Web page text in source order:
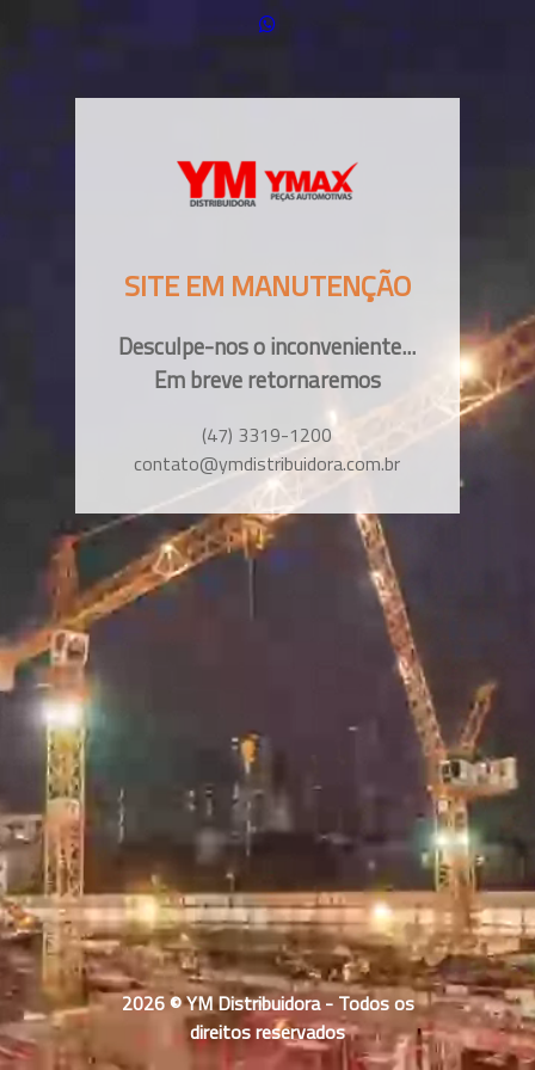
SITE EM MANUTENÇÃO
Desculpe-nos o inconveniente...
Em breve retornaremos
(47) 3319-1200
contato@ymdistribuidora.com.br
2026 © YM Distribuidora - Todos os
direitos reservados